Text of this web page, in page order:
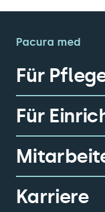
Pacura med
Für
Für
Karriere